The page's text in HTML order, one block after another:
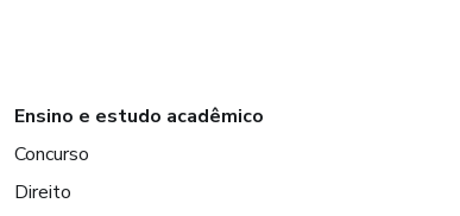
Ensino e estudo acadêmico
Concurso
Direito